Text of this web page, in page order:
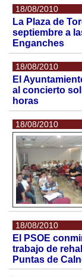
18/08/2010
La Plaza de
septiembre a
Enganches
18/08/2010
El
al concierto
horas
18/08/2010
18/08/2010
El PSOE
trabajo de
Puntas de